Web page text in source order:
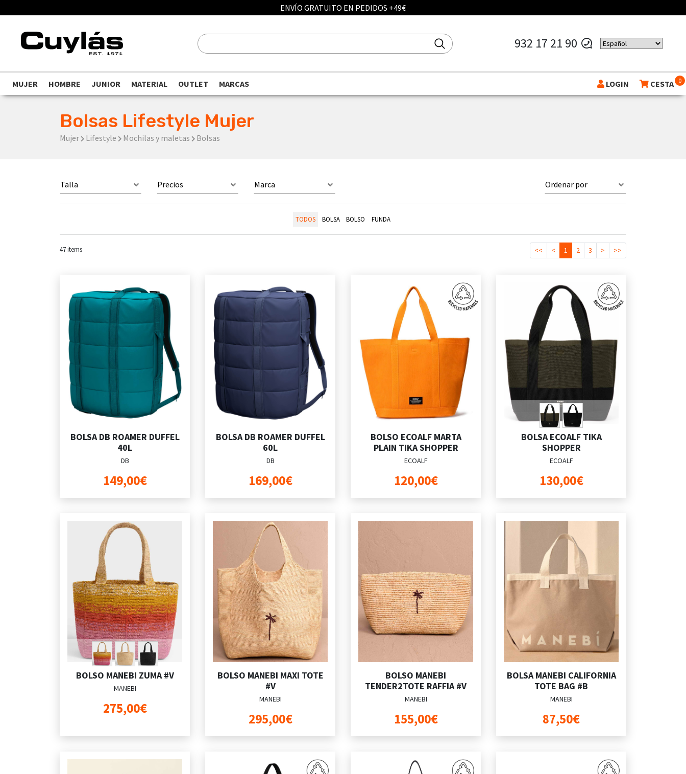
ENVÍO GRATUITO EN PEDIDOS +49€
932 17 21 90
MUJER HOMBRE JUNIOR MATERIAL OUTLET MARCAS LOGIN CESTA 0
Bolsas Lifestyle Mujer
Mujer Lifestyle Mochilas y maletas Bolsas
Talla Precios Marca Ordenar por
TODOS BOLSA BOLSO FUNDA
47items << < 1 2 3 > >>
BOLSA DB ROAMER DUFFEL
40L
DB
149,00€
BOLSA DB ROAMER DUFFEL
60L
DB
169,00€
BOLSO ECOALF MARTA
PLAIN TIKA SHOPPER
ECOALF
120,00€
BOLSA ECOALF TIKA
SHOPPER
ECOALF
130,00€
BOLSO MANEBI ZUMA #V
MANEBI
275,00€
BOLSO MANEBI MAXI TOTE
#V
MANEBI
295,00€
BOLSO MANEBI
TENDER2TOTE RAFFIA #V
MANEBI
155,00€
BOLSA MANEBI CALIFORNIA
TOTE BAG #B
MANEBI
87,50€